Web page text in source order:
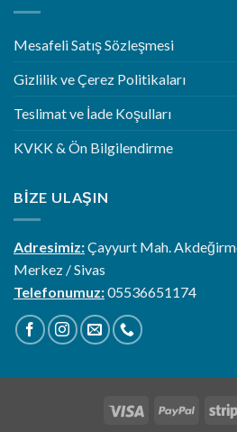
Mesafeli Satış Sözleşmesi
Gizlilik ve Çerez Politikaları
Teslimat ve İade Koşulları
KVKK & Ön Bilgilendirme
BIZE ULAŞIN
Adresimiz:Çayyurt Mah.
Merkez / Sivas
Telefonumuz:05536651174
Visa PayPal